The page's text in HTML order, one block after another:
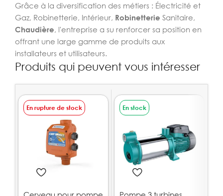
Grâce à la diversification des métiers : Électricité et
Gaz, Robinetterie, Intérieur, Robinetterie Sanitaire,
Chaudière , l'entreprise a su renforcer sa position en
offrant une large gamme de produits aux
installateurs et utilisateurs.
Produits qui peuvent vous intéresser
En rupture de stock En stock